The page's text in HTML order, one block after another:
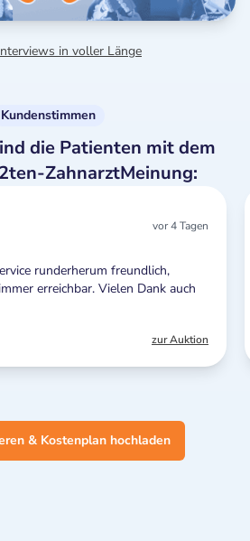
in voller Länge
Kundenstimmen
die Patienten mit dem
ZahnarztMeinung:
freundlich,
Dank auch
Vielen Dank
Könnte das 2
& Kostenplan hochladen